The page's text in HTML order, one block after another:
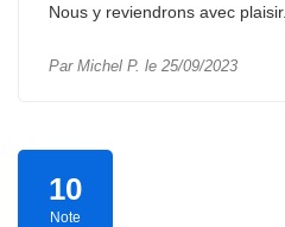
Nous y reviendrons avec plaisir.
Par Michel P. le 25/09/2023
10
Note